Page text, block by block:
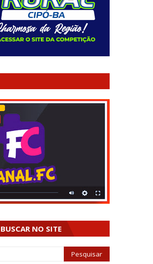
NO SITE